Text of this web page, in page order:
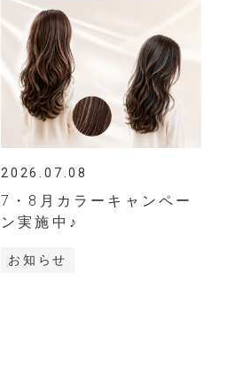
2026.07.08
7・8月カラーキャンペー
ン実施中♪
お知らせ